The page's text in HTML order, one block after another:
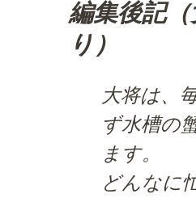
編集後記
り）
大将は、
ず水槽の
ます。
どんなに